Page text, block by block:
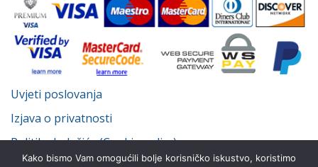
Uvjeti poslovanja
Izjava o privatnosti
Politika kolačića (Cookie policy)
Kako bismo Vam omogućili bolje korisničko iskustvo, koristimo